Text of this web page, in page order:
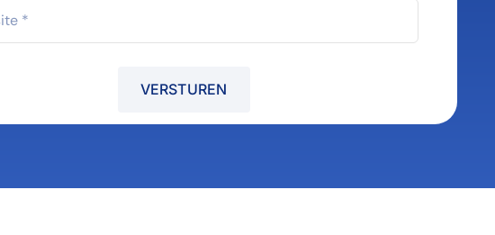
VERSTUREN